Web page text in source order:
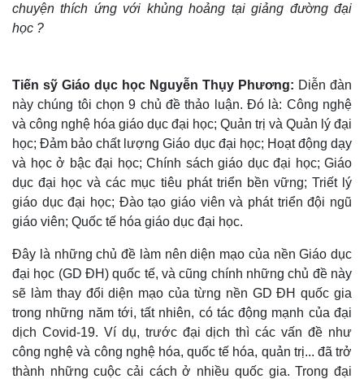
Thế giới
Quan sát
Hồ sơ
Multimedia
Video
E-Magazine
Infographic
chuyện thích ứng với khủng hoảng tại giảng đường đại
học ?
Tiến sỹ Giáo dục học Nguyễn Thụy Phương: Diễn đàn
này chúng tôi chọn 9 chủ đề thảo luận. Đó là: Công nghệ
và công nghệ hóa giáo dục đại học; Quản trị và Quản lý đại
học; Đảm bảo chất lượng Giáo dục đại học; Hoạt động dạy
và học ở bậc đại học; Chính sách giáo dục đại học; Giáo
dục đại học và các mục tiêu phát triển bền vững; Triết lý
giáo dục đại học; Đào tạo giáo viên và phát triển đội ngũ
giáo viên; Quốc tế hóa giáo dục đại học.
Đây là những chủ đề làm nên diện mạo của nền Giáo dục
đại học (GD ĐH) quốc tế, và cũng chính những chủ đề này
sẽ làm thay đổi diện mạo của từng nền GD ĐH quốc gia
trong những năm tới, tất nhiên, có tác động mạnh của đại
dịch Covid-19. Ví dụ, trước đại dịch thì các vấn đề như
công nghệ và công nghệ hóa, quốc tế hóa, quản trị... đã trở
thành những cuộc cải cách ở nhiều quốc gia. Trong đại